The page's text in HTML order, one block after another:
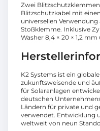
Zwei
Blitzschutzkabel mit
universellen Verwendung
Stoßklemme. Inklusive
Washer 8,4 × 20 × 1,2
K2 Systems ist ein
zukunftsweisende und
für Solaranlagen
deutschen
Ländern für private und
verwendet. Entwicklung
weltweit von neun